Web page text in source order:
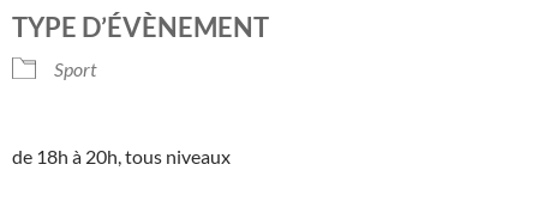
TYPE D’ÉVÈNEMENT
Sport
de 18h à 20h, tous niveaux